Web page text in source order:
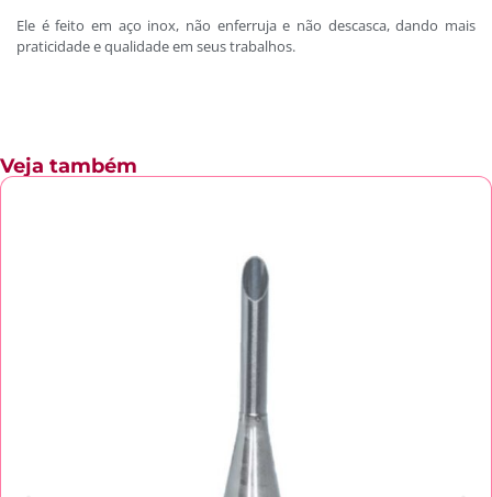
Ele é feito em aço inox, não enferruja e não descasca, dando mais
praticidade e qualidade em seus trabalhos.
Veja também